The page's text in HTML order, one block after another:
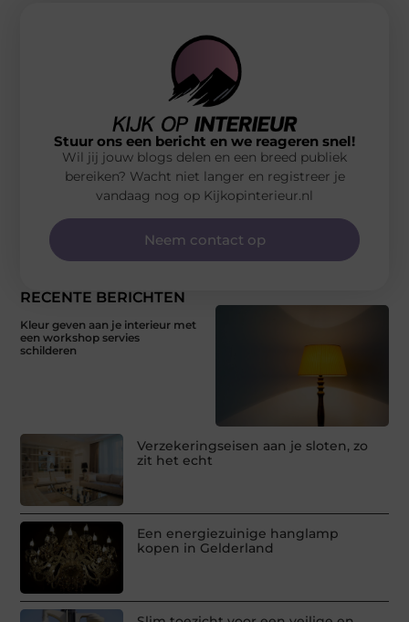
RECENTE BERICHTEN
Kleur geven aan je interieur met
een workshop servies
schilderen
Verzekeringseisen aan je sloten, zo
zit het echt
Een energiezuinige hanglamp
kopen in Gelderland
Stuur ons een bericht en we reageren snel!
Wil jij jouw blogs delen en een breed publiek
bereiken? Wacht niet langer en registreer je
vandaag nog op Kijkopinterieur.nl
Neem contact op